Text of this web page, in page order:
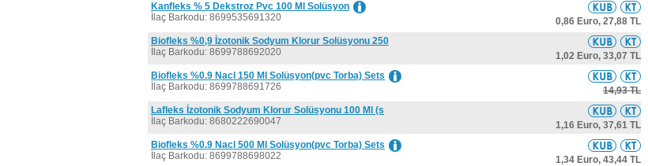
Kanfleks % 5 Dekstroz Pvc 100 Ml Solüsyon
İlaç Barkodu: 8699535691320
0,86 Euro, 27,88 TL
Biofleks %0,9 İzotonik Sodyum Klorur Solüsyonu 250
İlaç Barkodu: 8699788692020
1,02 Euro, 33,07 TL
Biofleks %0.9 Nacl 150 Ml Solüsyon(pvc Torba) Sets
İlaç Barkodu: 8699788691726
14,93 TL
Lafleks İzotonik Sodyum Klorur Solüsyonu 100 Ml (s
İlaç Barkodu: 8680222690047
1,16 Euro, 37,61 TL
Biofleks %0.9 Nacl 500 Ml Solüsyon(pvc Torba) Sets
İlaç Barkodu: 8699788698022
1,34 Euro, 43,44 TL